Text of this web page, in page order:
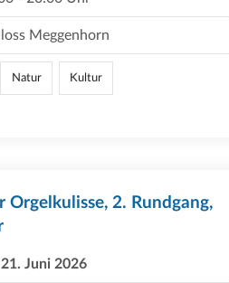
Meggenhorn
Natur Kultur
Orgelkulisse, 2. Rundgang,
Juni 2026